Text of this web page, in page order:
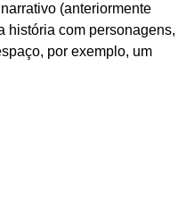
(anteriormente
história com personagens,
por exemplo, um